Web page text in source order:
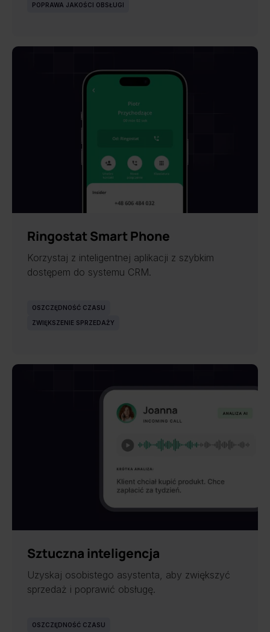
POPRAWA JAKOŚCI OBSŁUGI
Ringostat Smart Phone
Korzystaj z inteligentnej aplikacji z szybkim
dostępem do systemu CRM.
OSZCZĘDNOŚĆ CZASU
ZWIĘKSZENIE SPRZEDAŻY
Sztuczna inteligencja
Uzyskaj osobistego asystenta, aby zwiększyć
sprzedaż i poprawić obsługę.
OSZCZĘDNOŚĆ CZASU